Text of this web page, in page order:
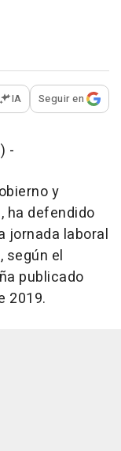
opciones para
IA Seguir en
-
y
ha defendido
jornada laboral
según el
publicado
2019.